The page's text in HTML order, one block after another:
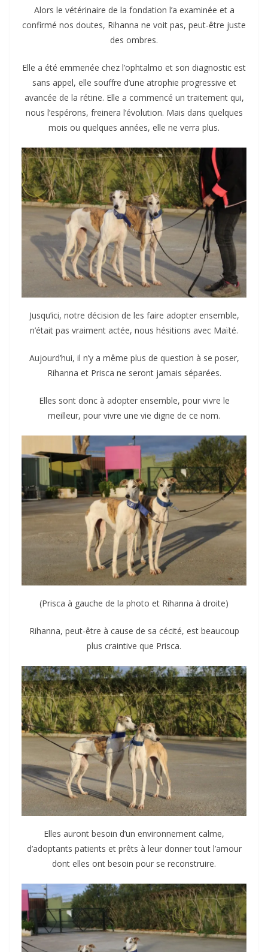
Alors le vétérinaire de la fondation l’a examinée et a
confirmé nos doutes, Rihanna ne voit pas, peut-être juste
des ombres.
Elle a été emmenée chez l’ophtalmo et son diagnostic est
sans appel, elle souffre d’une atrophie progressive et
avancée de la rétine. Elle a commencé un traitement qui,
nous l’espérons, freinera l’évolution. Mais dans quelques
mois ou quelques années, elle ne verra plus.
Jusqu’ici, notre décision de les faire adopter ensemble,
n’était pas vraiment actée, nous hésitions avec Maïté.
Aujourd’hui, il n’y a même plus de question à se poser,
Rihanna et Prisca ne seront jamais séparées.
Elles sont donc à adopter ensemble, pour vivre le
meilleur, pour vivre une vie digne de ce nom.
(Prisca à gauche de la photo et Rihanna à droite)
Rihanna, peut-être à cause de sa cécité, est beaucoup
plus craintive que Prisca.
Elles auront besoin d’un environnement calme,
d’adoptants patients et prêts à leur donner tout l’amour
dont elles ont besoin pour se reconstruire.